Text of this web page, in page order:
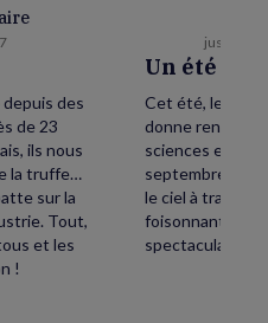
des
de 23
ils nous
la truffe…
sur la
Tout,
et les
!
jusqu’au
Un été
Cet été, levez
donne rendez-
sciences et de
septembre,
le ciel à travers
foisonnant
spectaculaire